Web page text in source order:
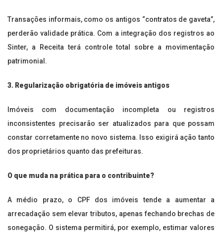
Transações informais, como os antigos “contratos de gaveta”,
perderão validade prática. Com a integração dos registros ao
Sinter, a Receita terá controle total sobre a movimentação
patrimonial.
3. Regularização obrigatória de imóveis antigos
Imóveis com documentação incompleta ou registros
inconsistentes precisarão ser atualizados para que possam
constar corretamente no novo sistema. Isso exigirá ação tanto
dos proprietários quanto das prefeituras.
O que muda na prática para o contribuinte?
A médio prazo, o CPF dos imóveis tende a aumentar a
arrecadação sem elevar tributos, apenas fechando brechas de
sonegação. O sistema permitirá, por exemplo, estimar valores